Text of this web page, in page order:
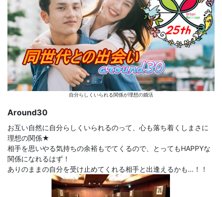
自分らしくいられる関係が理想の婚活
Around30
お互い自然に自分らしくいられるのって、心も落ち着くしまさに
理想の関係★
相手を思いやる気持ちの余裕もでてくるので、とってもHAPPYな
関係になれるはず！
ありのままの自分を受け止めてくれる相手と出逢えるかも…！！